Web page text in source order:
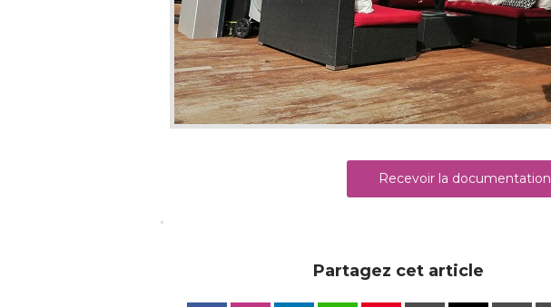
Recevoir la documentation
Partagez cet article